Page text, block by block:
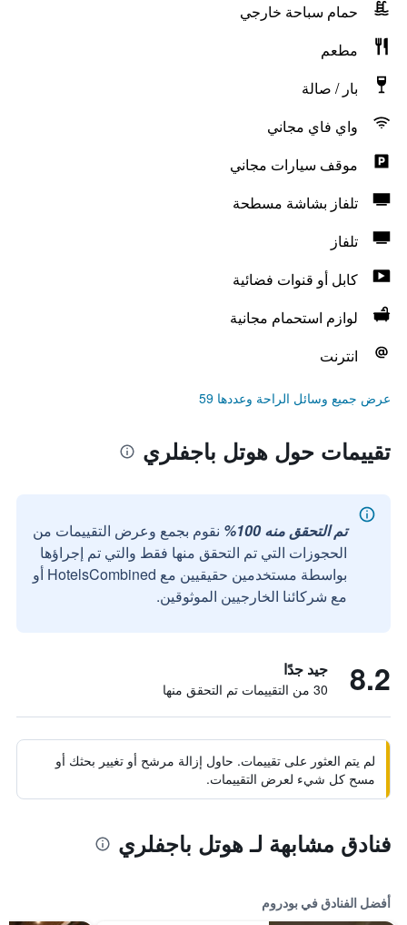
حمام سباحة خارجي
مطعم
بار / صالة
واي فاي مجاني
موقف سيارات مجاني
تلفاز بشاشة مسطحة
تلفاز
كابل أو قنوات فضائية
لوازم استحمام مجانية
انترنت
عرض جميع وسائل الراحة وعددها 59
تقييمات حول هوتل باجفلري
تم التحقق منه 100%
نقوم بجمع وعرض التقييمات من
الحجوزات التي تم التحقق منها فقط والتي تم إجراؤها
بواسطة مستخدمين حقيقيين مع HotelsCombined أو
مع شركائنا الخارجيين الموثوقين.
8.2 جيد جدًا
30 من التقييمات تم التحقق منها
لم يتم العثور على تقييمات. حاول إزالة مرشح أو تغيير بحثك أو
مسح كل شيء لعرض التقييمات.
فنادق مشابهة لـ هوتل باجفلري
أفضل الفنادق في بودروم